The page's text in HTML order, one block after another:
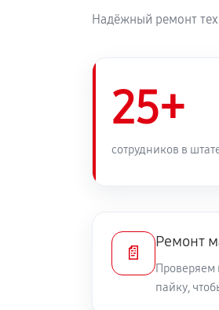
Надёжный ремонт
25+
сотрудников в
📄
Ремонт
Проверяем
пайку,